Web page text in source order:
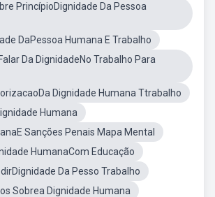
PrincípioDignidade Da Pessoa
DaPessoa Humana E Trabalho
Da DignidadeNo Trabalho Para
Dignidade Humana Ttrabalho
Humana
Sanções Penais Mapa Mental
HumanaCom Educação
Da Pesso Trabalho
Sobrea Dignidade Humana